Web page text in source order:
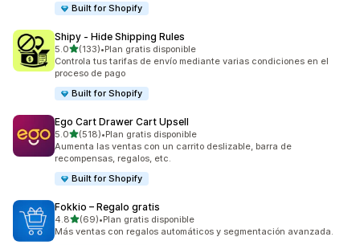
Built for Shopify
Shipy ‑ Hide Shipping Rules
5.0de 5 estrellas
(133)
133 reseñas en total
•Plan gratis disponible
Controla tus tarifas de envío mediante varias condiciones en el
proceso de pago
Built for Shopify
Ego Cart Drawer Cart Upsell
5.0de 5 estrellas
(518)
518 reseñas en total
•Plan gratis disponible
Aumenta las ventas con un carrito deslizable, barra de
recompensas, regalos, etc.
Built for Shopify
Fokkio – Regalo gratis
4.8de 5 estrellas
(69)
69 reseñas en total
•Plan gratis disponible
Más ventas con regalos automáticos y segmentación avanzada.